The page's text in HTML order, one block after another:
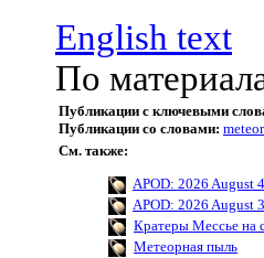
English text
По
Публикации с ключевыми
Публикации со словами: meteor
См. также:
APOD: 2026 August
APOD: 2026 August
Кратеры Мессье на
Метеорная пыль